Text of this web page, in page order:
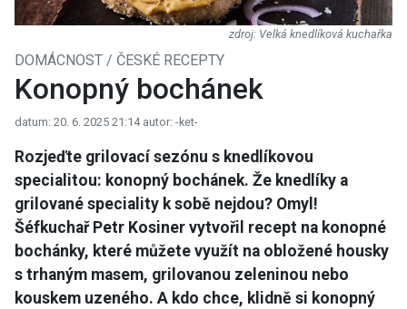
Velká knedlíková kuchařka
DOMÁCNOST / ČESKÉ RECEPTY
Konopný bochánek
datum: 20. 6. 2025 21:14 autor: -ket-
Rozjeďte grilovací sezónu s knedlíkovou
specialitou: konopný bochánek. Že knedlíky a
grilované speciality k sobě nejdou? Omyl!
Šéfkuchař Petr Kosiner vytvořil recept na konopné
bochánky, které můžete využít na obložené housky
s trhaným masem, grilovanou zeleninou nebo
kouskem uzeného. A kdo chce, klidně si konopný